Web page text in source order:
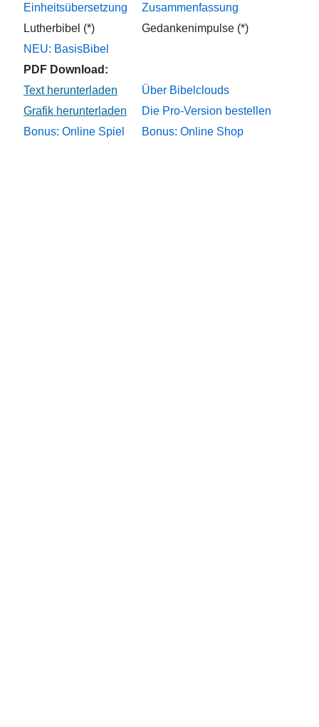
Einheitsübersetzung
Zusammenfassung
Lutherbibel (*)
Gedankenimpulse (*)
NEU: BasisBibel
PDF Download:
Über Bibelclouds
Die Pro-Version bestellen
Bonus: Online Spiel
Bonus: Online Shop